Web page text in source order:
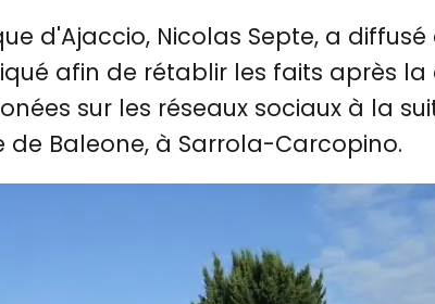
d'Ajaccio, Nicolas Septe, a diffusé
afin de rétablir les faits après la
sur les réseaux sociaux à la
Baleone, à Sarrola-Carcopino.